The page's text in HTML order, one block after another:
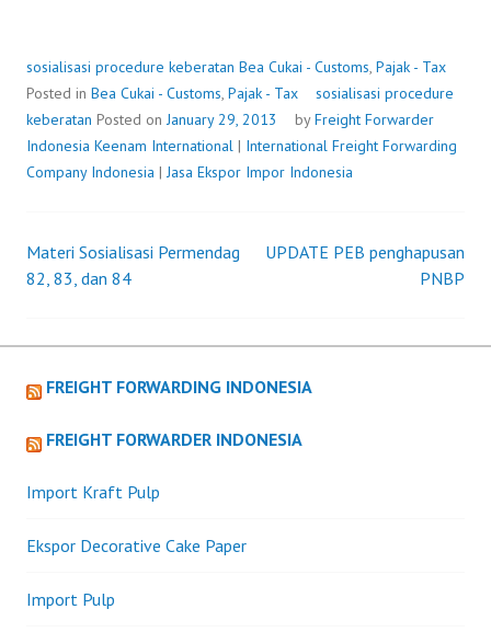
sosialisasi procedure keberatan Bea Cukai - Customs, Pajak - Tax
Posted in Bea Cukai - Customs, Pajak - Tax
sosialisasi procedure
keberatan Posted onJanuary 29, 2013 byFreight Forwarder
Indonesia Keenam International | International Freight Forwarding
Company Indonesia |Jasa Ekspor Impor Indonesia
Post
Materi Sosialisasi Permendag
82, 83, dan 84
UPDATE PEB penghapusan
PNBP
FREIGHT FORWARDING INDONESIA
FREIGHT FORWARDER INDONESIA
Import Kraft Pulp
Ekspor Decorative Cake Paper
Import Pulp